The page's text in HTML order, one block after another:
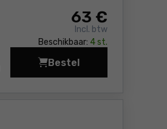
63 €
Incl. btw
Beschikbaar: 4 st.
Bestel
Gereedschapsrugzak